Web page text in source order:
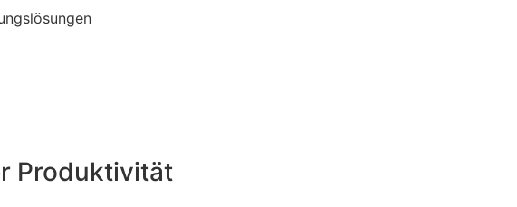
Produktivität